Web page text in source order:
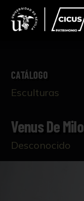
CATÁLOGO
Esculturas
Venus De Milo
Desconocido